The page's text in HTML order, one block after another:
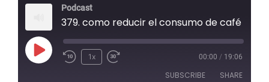
Podcast
379. como reducir el consumo de café
Play
1x 00:00 / 19:06
SUBSCRIBE SHARE